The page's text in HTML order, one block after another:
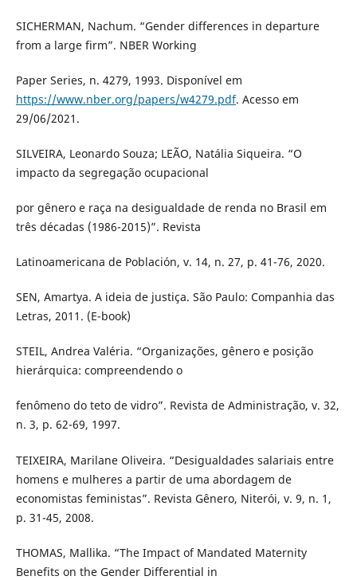
SICHERMAN, Nachum. “Gender differences in departure
from a large firm”. NBER Working
Paper Series, n. 4279, 1993. Disponível em
https://www.nber.org/papers/w4279.pdf. Acesso em
29/06/2021.
SILVEIRA, Leonardo Souza; LEÃO, Natália Siqueira. “O
impacto da segregação ocupacional
por gênero e raça na desigualdade de renda no Brasil em
três décadas (1986-2015)”. Revista
Latinoamericana de Población, v. 14, n. 27, p. 41-76, 2020.
SEN, Amartya. A ideia de justiça. São Paulo: Companhia das
Letras, 2011. (E-book)
STEIL, Andrea Valéria. “Organizações, gênero e posição
hierárquica: compreendendo o
fenômeno do teto de vidro”. Revista de Administração, v. 32,
n. 3, p. 62-69, 1997.
TEIXEIRA, Marilane Oliveira. “Desigualdades salariais entre
homens e mulheres a partir de uma abordagem de
economistas feministas”. Revista Gênero, Niterói, v. 9, n. 1,
p. 31-45, 2008.
THOMAS, Mallika. “The Impact of Mandated Maternity
Benefits on the Gender Differential in